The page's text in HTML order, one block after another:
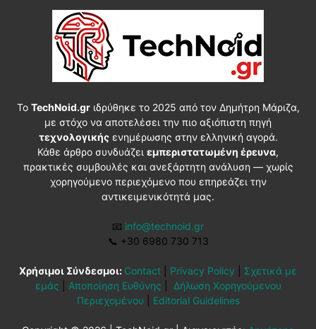
Το TechNoid.grιδρύθηκε το 2025 από τον Δημήτρη Μάριζα,
με στόχο να αποτελέσει την πιο αξιόπιστη πηγή
τεχνολογικήςενημέρωσης στην ελληνική αγορά.
Κάθε άρθρο συνδυάζει εμπεριστατωμένη έρευνα,
πρακτικές συμβουλές και ανεξάρτητη ανάλυση — χωρίς
χορηγούμενο περιεχόμενο που επηρεάζει την
αντικειμενικότητά μας.
📧 info@technoid.gr
📞 +30 6980 730 713
Χρήσιμοι Σύνδεσμοι: Contact Privacy Policy
Σχετικά με
εμάς
Αποποίηση Ευθύνης
Δήλωση Χορηγούμενου
Περιεχομένου
Editorial Guidelines